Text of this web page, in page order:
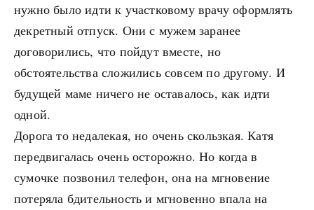
нужно было идти к участковому врачу оформлять
декретный отпуск. Они с мужем заранее
договорились, что пойдут вместе, но
обстоятельства сложились совсем по другому. И
будущей маме ничего не оставалось, как идти
одной.
Дорога то недалекая, но очень скользкая. Катя
передвигалась очень осторожно. Но когда в
сумочке позвонил телефон, она на мгновение
потеряла бдительность и мгновенно впала на